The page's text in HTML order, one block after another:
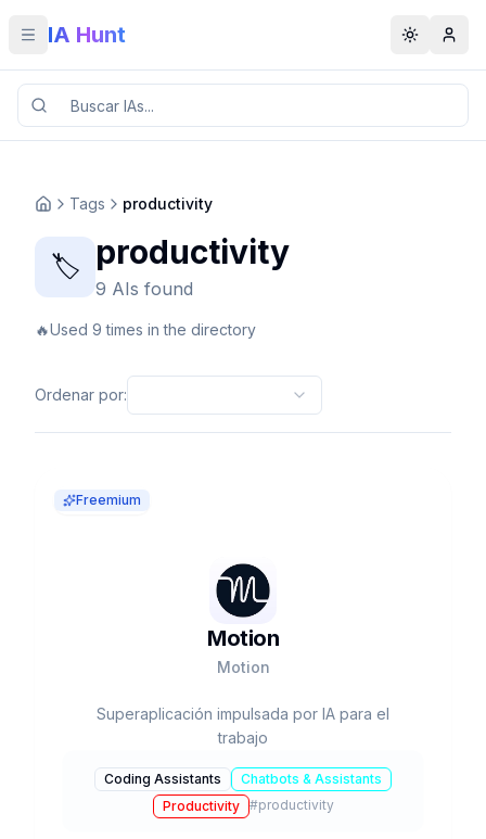
Toggle menu
IA Hunt Toggle
Tags productivity
🏷️ productivity
9 AIs found
🔥Used 9 times in the directory
Ordenar por:
Freemium
Motion
Motion
Superaplicación impulsada por IA para el
trabajo
Coding Assistants
Chatbots & Assistants
Productivity #productivity